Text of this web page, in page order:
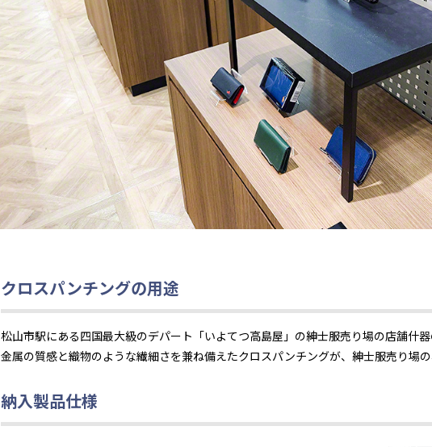
クロスパンチングの用途
松山市駅にある四国最大級のデパート「いよてつ高島屋」の紳士服売り場の店舗什
金属の質感と織物のような繊細さを兼ね備えたクロスパンチングが、紳士服売り場
納入製品仕様